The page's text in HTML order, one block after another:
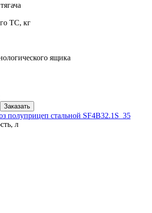
ТС, кг
ящика
Заказать
полуприцеп стальной SF4B32.1S_35
л